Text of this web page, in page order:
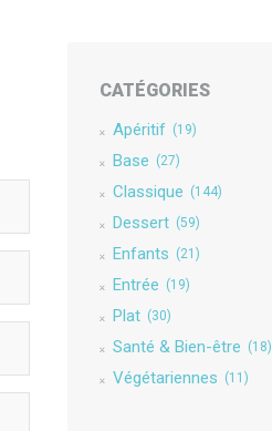
CATÉGORIES
Apéritif (19)
Base (27)
Classique (144)
Dessert (59)
Enfants (21)
Entrée (19)
Plat (30)
Santé & Bien-être (18)
Végétariennes (11)